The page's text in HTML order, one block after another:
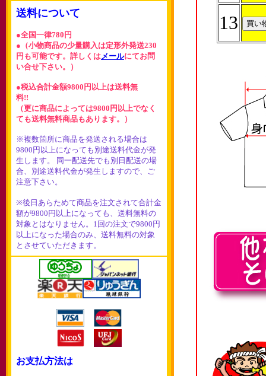
送料について
●全国一律780円
●（小物商品の少量購入は定形外発送230
円も可能です。詳しくはメールにてお問
い合せ下さい。）
●税込合計金額9800円以上は送料無
料!!
（更に商品によっては9800円以上でなく
ても送料無料商品もあります。）
※複数箇所に商品を発送される場合は
9800円以上になっても別途送料代金が発
生します。 同一配送先でも別日配送の場
合、別途送料代金が発生しますので、ご
注意下さい。
※後日あらためて商品を注文されて合計金
額が9800円以上になっても、送料無料の
対象とはなりません。1回の注文で9800円
以上になった場合のみ、送料無料の対象
とさせていただきます。
お支払方法は
13